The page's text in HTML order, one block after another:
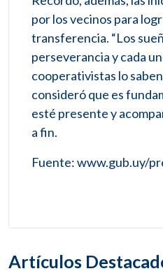
por los vecinos para
transferencia. “Los
perseverancia y cada
cooperativistas lo
consideró que es
esté presente y
a fin.
Fuente: www.gub.uy/
Artículos